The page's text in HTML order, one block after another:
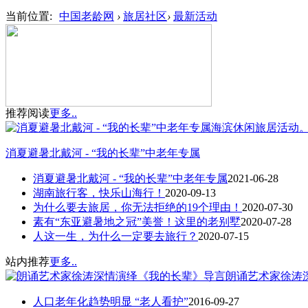
当前位置: 中国老龄网 › 旅居社区› 最新活动
推荐阅读更多..
消夏避暑北戴河 - “我的长辈”中老年专属
消夏避暑北戴河 - “我的长辈”中老年专属2021-06-28
湖南旅行客，快乐山海行！ 2020-09-13
为什么要去旅居，你无法拒绝的19个理由！ 2020-07-30
素有“东亚避暑地之冠”美誉！这里的老别墅2020-07-28
人这一生，为什么一定要去旅行？ 2020-07-15
站内推荐更多..
朗诵艺术家徐涛
人口老年化趋势明显 “老人看护”2016-09-27